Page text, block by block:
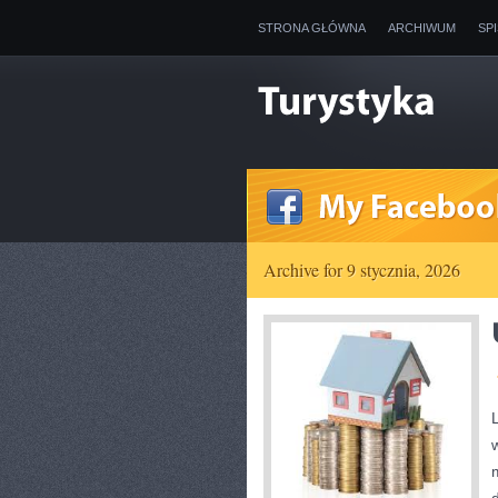
STRONA GŁÓWNA ARCHIWUM
Archive for 9 stycznia, 2026